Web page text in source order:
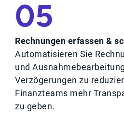
05
Rechnungen erfassen &
Automatisieren Sie
und
Verzögerungen zu
Finanzteams mehr
zu geben.